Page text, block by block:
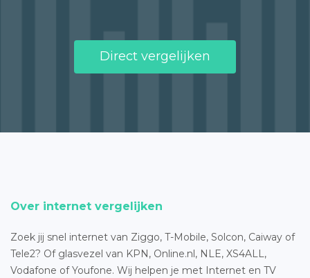
Direct vergelijken
Over internet vergelijken
Zoek jij snel internet van Ziggo, T-Mobile, Solcon, Caiway of
Tele2? Of glasvezel van KPN, Online.nl, NLE, XS4ALL,
Vodafone of Youfone. Wij helpen je met Internet en TV